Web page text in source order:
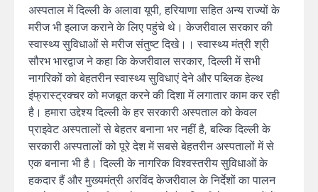
अस्पताल में दिल्ली के अलावा यूपी, हरियाणा सहित अन्य राज्यों के
मरीज भी इलाज कराने के लिए पहुंचे थे। केजरीवाल सरकार की
स्वास्थ्य सुविधाओं से मरीज संतुष्ट दिखे।। स्वास्थ्य मंत्री श्री
सौरभ भारद्वाज ने कहा कि केजरीवाल सरकार, दिल्ली में सभी
नागरिकों को बेहतरीन स्वास्थ्य सुविधाएं देने और पब्लिक हेल्थ
इंफ्रास्ट्रक्चर को मजबूत करने की दिशा में लगातार काम कर रही
है। हमारा उद्देश्य दिल्ली के हर सरकारी अस्पताल को केवल
प्राइवेट अस्पतालों से बेहतर बनाना भर नहीं है, बल्कि दिल्ली के
सरकारी अस्पतालों को पूरे देश में सबसे बेहतरीन अस्पतालों में से
एक बनाना भी है। दिल्ली के नागरिक विश्वस्तरीय सुविधाओं के
हकदार हैं और मुख्यमंत्री अरविंद केजरीवाल के निर्देशों का पालन